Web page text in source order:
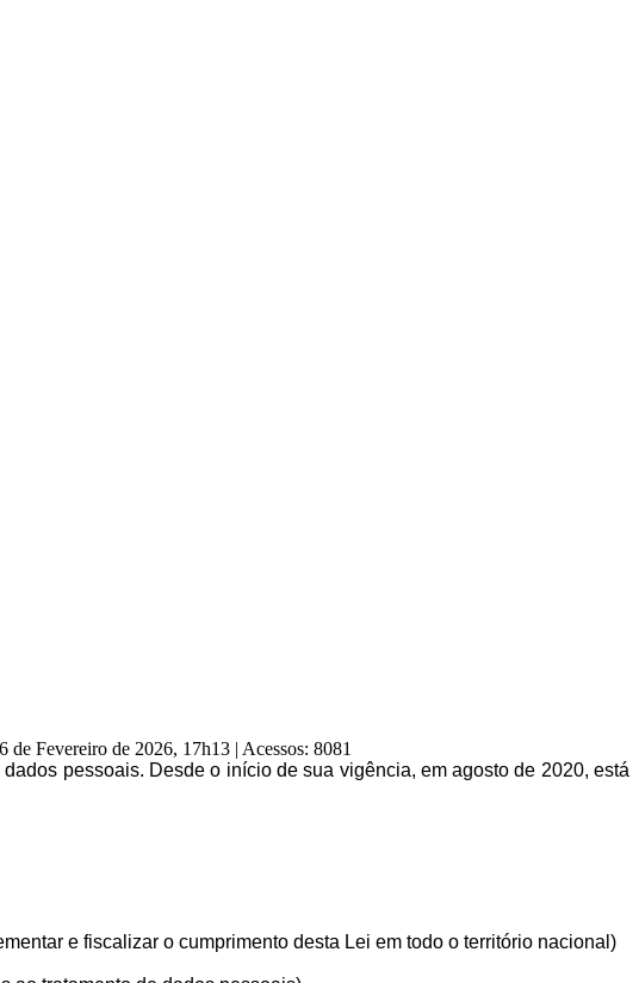
de Fevereiro de 2026, 17h13 | Acessos: 8081
pessoais. Desde o início de sua vigência, em agosto de 2020, está
e fiscalizar o cumprimento desta Lei em todo o território nacional)